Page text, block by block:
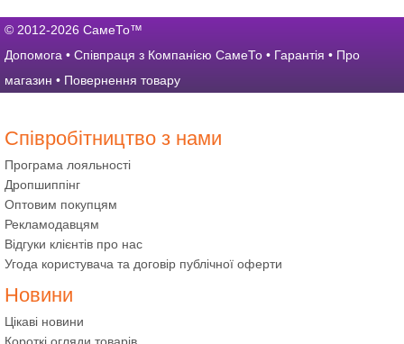
© 2012-2026 СамеТо™
Допомога • Співпраця з Компанією СамеТо • Гарантія • Про
магазин • Повернення товару
Співробітництво з нами
Програма лояльності
Дропшиппінг
Оптовим покупцям
Рекламодавцям
Відгуки клієнтів про нас
Угода користувача та договір публічної оферти
Новини
Цікаві новини